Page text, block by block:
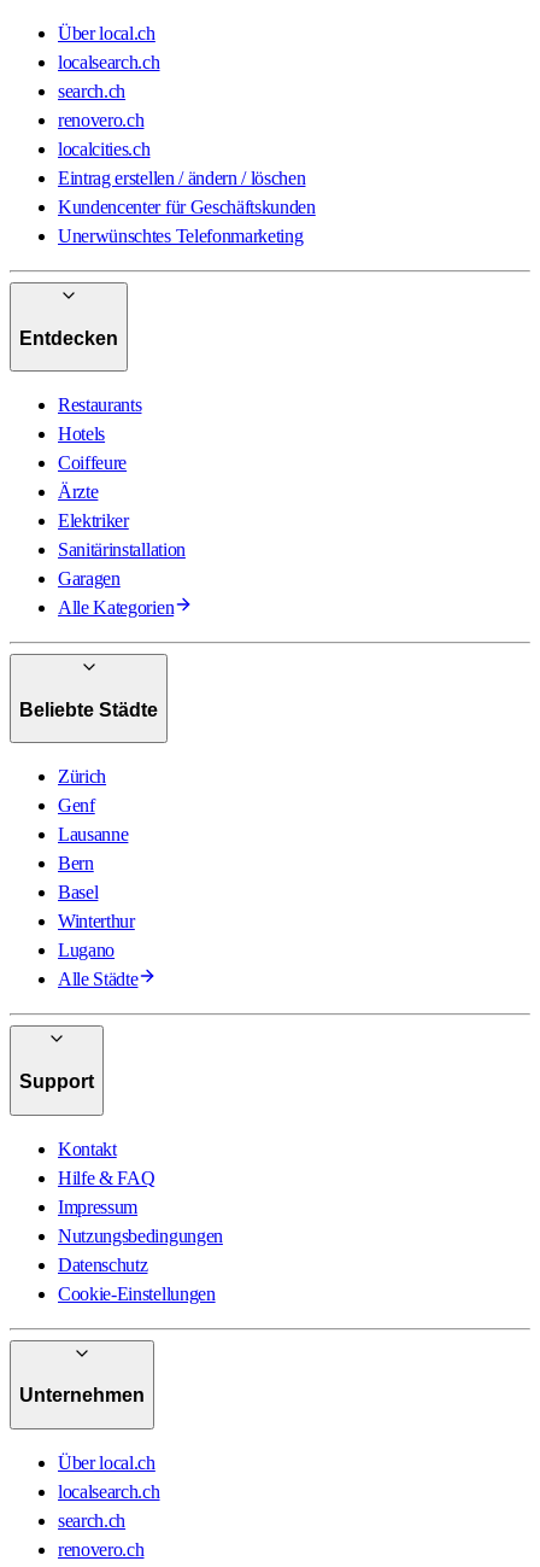
Über local.ch
localsearch.ch
search.ch
renovero.ch
localcities.ch
Eintrag erstellen / ändern / löschen
Kundencenter für Geschäftskunden
Unerwünschtes Telefonmarketing
Entdecken
Restaurants
Hotels
Coiffeure
Ärzte
Elektriker
Sanitärinstallation
Garagen
Alle Kategorien
Beliebte Städte
Zürich
Genf
Lausanne
Bern
Basel
Winterthur
Lugano
Alle Städte
Support
Kontakt
Hilfe & FAQ
Impressum
Nutzungsbedingungen
Datenschutz
Cookie-Einstellungen
Unternehmen
Über local.ch
localsearch.ch
search.ch
renovero.ch